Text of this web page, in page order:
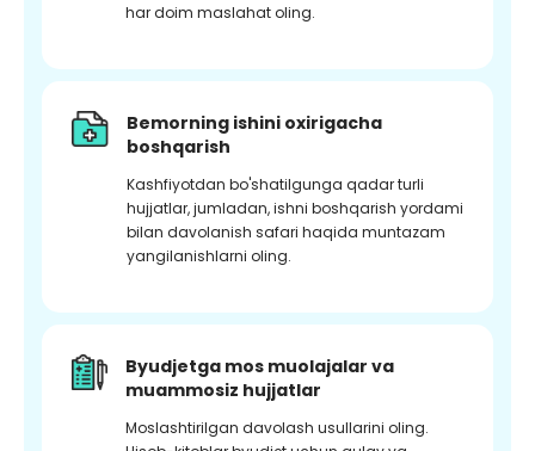
har doim maslahat oling.
Bemorning ishini oxirigacha
boshqarish
Kashfiyotdan bo'shatilgunga qadar turli
hujjatlar, jumladan, ishni boshqarish yordami
bilan davolanish safari haqida muntazam
yangilanishlarni oling.
Byudjetga mos muolajalar va
muammosiz hujjatlar
Moslashtirilgan davolash usullarini oling.